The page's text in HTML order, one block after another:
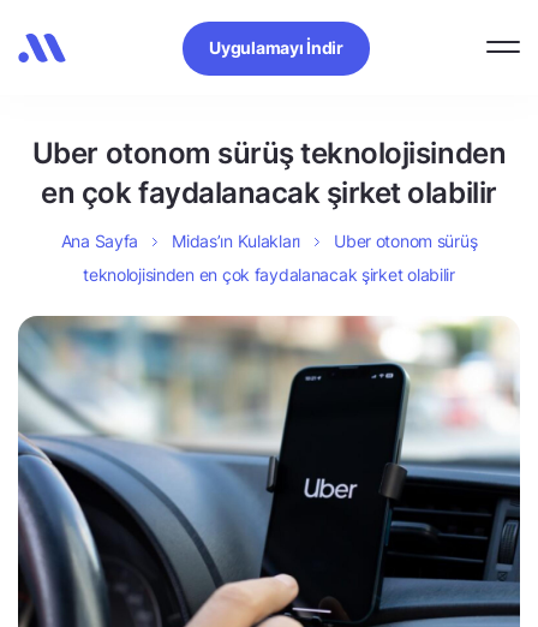
Uygulamayı İndir
Uber otonom sürüş teknolojisinden
en çok faydalanacak şirket olabilir
Ana Sayfa Midas’ın Kulakları
Uber otonom sürüş
teknolojisinden en çok faydalanacak şirket olabilir